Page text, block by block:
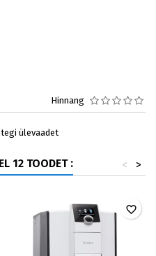
Hinnang
ülevaadet
12 TOODET : >
<
favorite_border